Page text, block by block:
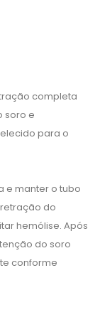
completa
soro e
para o
e manter o tubo
do
hemólise. Após
do soro
conforme